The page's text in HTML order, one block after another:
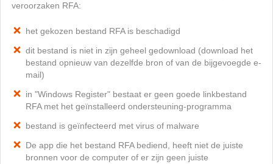
veroorzaken RFA:
het gekozen bestand RFA is beschadigd
dit bestand is niet in zijn geheel gedownload (download het
bestand opnieuw van dezelfde bron of van de bijgevoegde e-
mail)
in "Windows Register" bestaat er geen goede linkbestand
RFA met het geïnstalleerd ondersteuning-programma
bestand is geïnfecteerd met virus of malware
De app die het bestand RFA bediend, heeft niet de juiste
bronnen voor de computer of er zijn geen juiste